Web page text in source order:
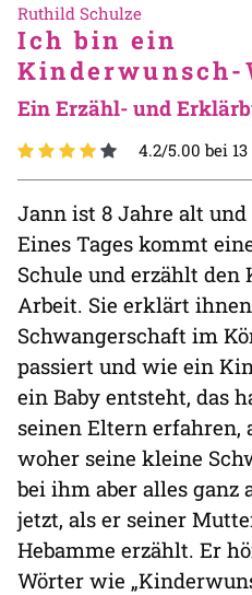
Ruthild Schulze
Ich bin ein
Kinderwunsch-
Ein Erzähl- und
4.2/5.00 bei
Jann ist 8 Jahre alt
Eines Tages kommt
Schule und erzählt
Arbeit. Sie erklärt
Schwangerschaft im
passiert und wie ein
ein Baby entsteht, das
seinen Eltern erfahren,
woher seine kleine
bei ihm aber alles ganz
jetzt, als er seiner
Hebamme erzählt. Er
Wörter wie